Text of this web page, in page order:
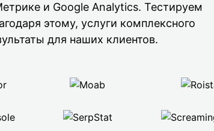
и Google Analytics. Тестируем
этому, услуги комплексного
для наших клиентов.